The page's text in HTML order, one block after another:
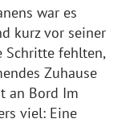
war es
kurz vor seiner
Schritte fehlten,
Zuhause
an Bord Im
viel: Eine